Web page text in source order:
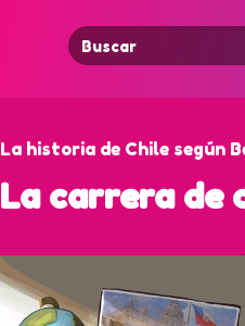
Search
for:
La historia de Chile según
La carrera de